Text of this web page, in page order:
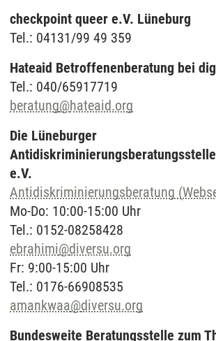
checkpoint queer e.V. Lüneburg
Tel.: 04131/99 49 359
Hateaid Betroffenenberatung bei
Tel.: 040/65917719
beratung@hateaid.org
Die Lüneburger
e.V.
Antidiskriminierungsberatung
Mo-Do: 10:00-15:00 Uhr
Tel.: 0152-08258428
ebrahimi@diversu.org
Fr: 9:00-15:00 Uhr
Tel.: 0176-66908535
amankwaa@diversu.org
Bundesweite Beratungsstelle zum